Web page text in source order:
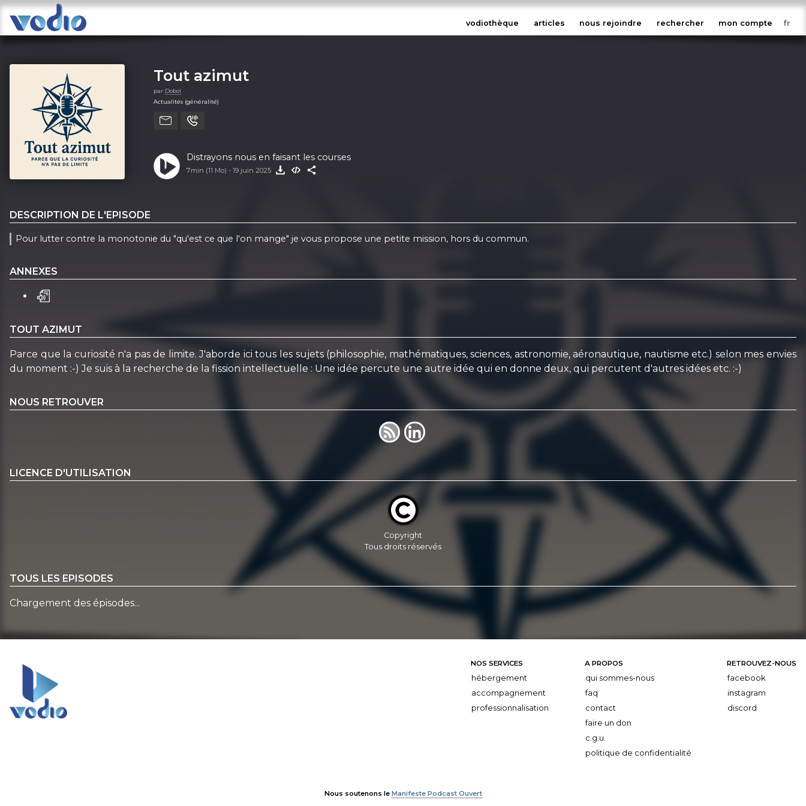
vodiothèque articles nous rejoindre rechercher mon compte
Tout azimut
par Dobol
Actualités (généralité)
Distrayons nous en faisant les courses
7min (11 Mo) - 19 juin 2025
DESCRIPTION DE L'EPISODE
Pour lutter contre la monotonie du "qu'est ce que l'on mange" je vous propose une petite mission, hors du commun.
ANNEXES
TOUT AZIMUT
Parce que la curiosité n'a pas de limite. J'aborde ici tous les sujets (philosophie, mathématiques, sciences, astronomie, aéronautique, nautisme etc.) selon mes envies
du moment :-) Je suis à la recherche de la fission intellectuelle : Une idée percute une autre idée qui en donne deux, qui percutent d'autres idées etc. :-)
NOUS RETROUVER
LICENCE D'UTILISATION
Copyright
Tous droits réservés
TOUS LES EPISODES
Chargement des épisodes...
NOS SERVICES
hébergement
accompagnement
professionnalisation
A PROPOS
qui sommes-nous
faq
contact
faire un don
c.g.u.
politique de confidentialité
RETROUVEZ-NOUS
facebook
instagram
discord
Nous soutenons le Manifeste Podcast Ouvert